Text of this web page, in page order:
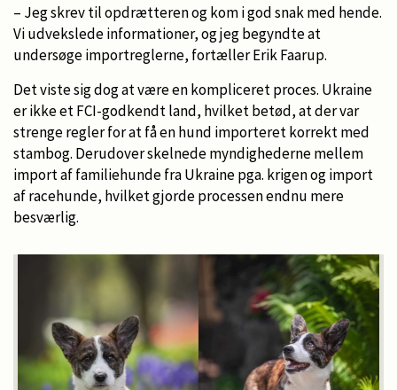
– Jeg skrev til opdrætteren og kom i god snak med hende.
Vi udvekslede informationer, og jeg begyndte at
undersøge importreglerne, fortæller Erik Faarup.
Det viste sig dog at være en kompliceret proces. Ukraine
er ikke et FCI-godkendt land, hvilket betød, at der var
strenge regler for at få en hund importeret korrekt med
stambog. Derudover skelnede myndighederne mellem
import af familiehunde fra Ukraine pga. krigen og import
af racehunde, hvilket gjorde processen endnu mere
besværlig.